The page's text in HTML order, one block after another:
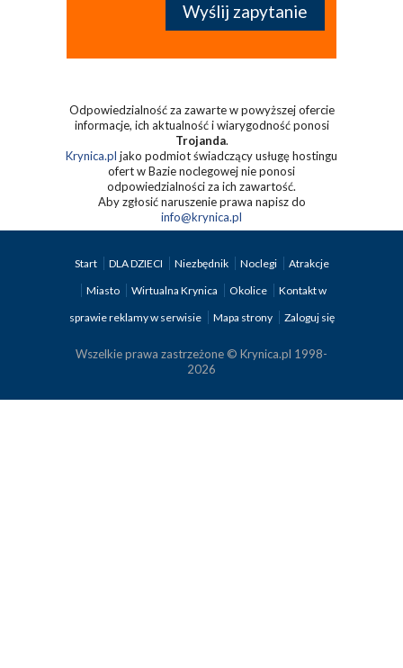
Odpowiedzialność za zawarte w powyższej ofercie
informacje, ich aktualność i wiarygodność ponosi
Trojanda.
Krynica.pl jako podmiot świadczący usługę hostingu
ofert w Bazie noclegowej nie ponosi
odpowiedzialności za ich zawartość.
Aby zgłosić naruszenie prawa napisz do
info@krynica.pl
Start DLA DZIECI Niezbędnik Noclegi
Atrakcje
Miasto
Wirtualna Krynica Okolice
Kontakt w
sprawie reklamy w serwisie
Mapa strony Zaloguj się
Wszelkie prawa zastrzeżone © Krynica.pl 1998-
2026